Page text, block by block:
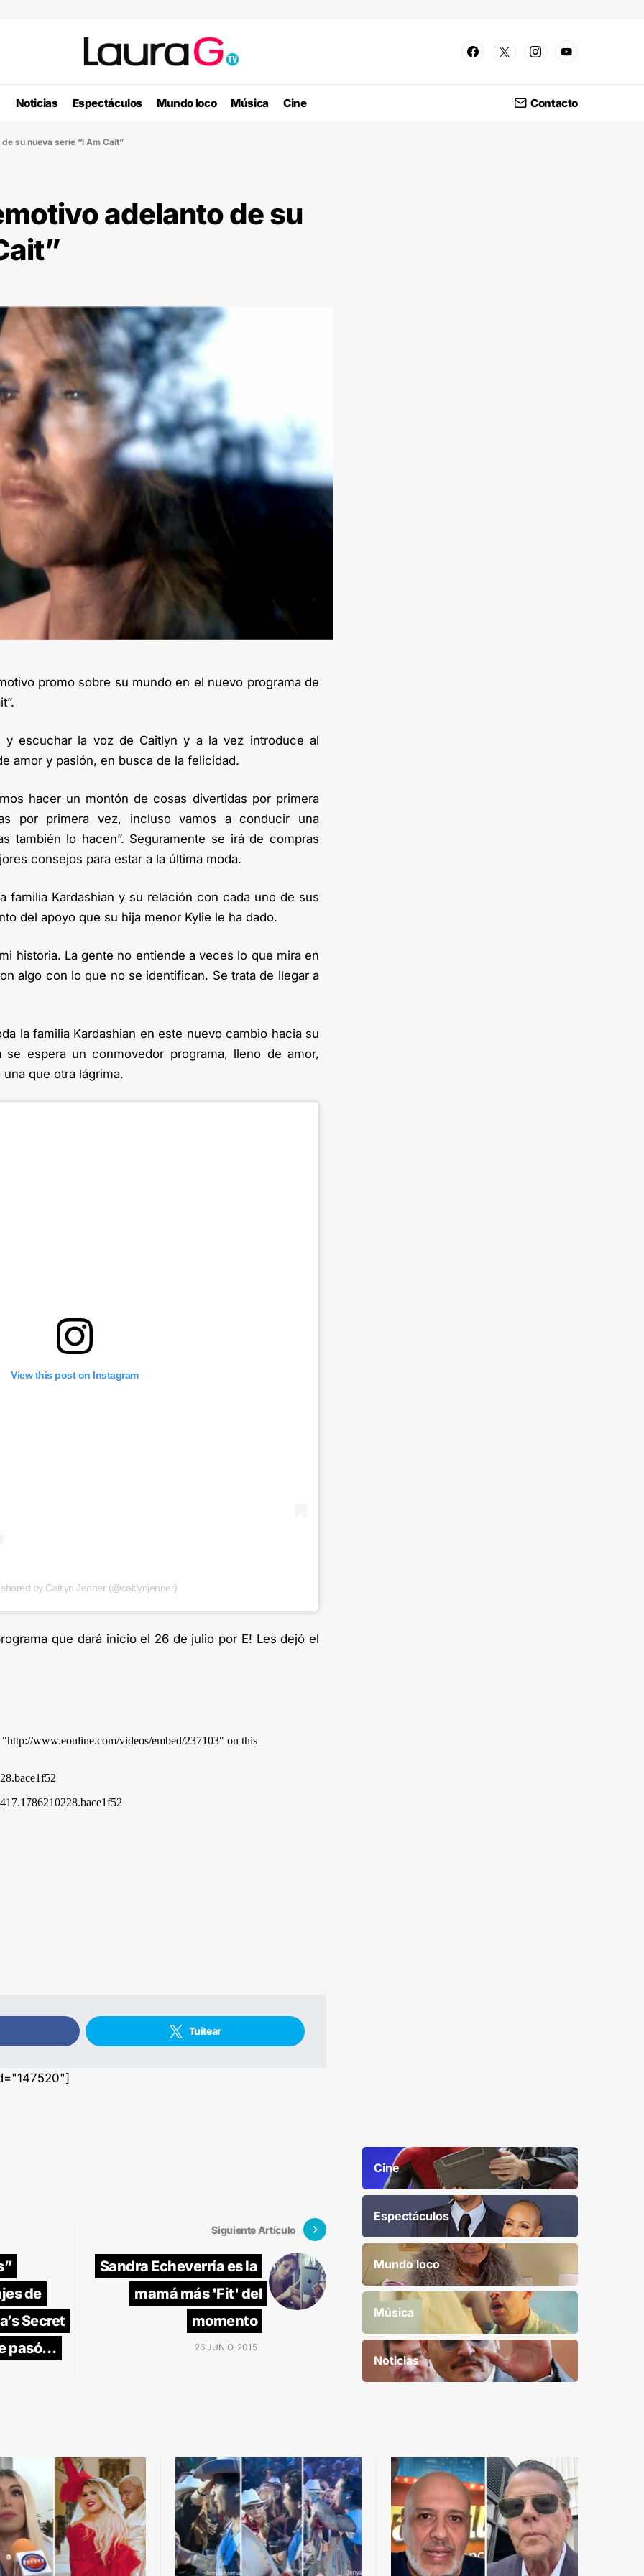
Noticias Espectáculos Mundo loco Música Cine Contacto
su nueva serie “I Am Cait”
adelanto de su
promo sobre su mundo en el nuevo programa de
y escuchar la voz de Caitlyn y a la vez introduce al
amor y pasión, en busca de la felicidad.
hacer un montón de cosas divertidas por primera
por primera vez, incluso vamos a conducir una
también lo hacen”. Seguramente se irá de compras
consejos para estar a la última moda.
familia Kardashian y su relación con cada uno de sus
del apoyo que su hija menor Kylie le ha dado.
historia. La gente no entiende a veces lo que mira en
algo con lo que no se identifican. Se trata de llegar a
la familia Kardashian en este nuevo cambio hacia su
espera un conmovedor programa, lleno de amor,
que otra lágrima.
View this post on Instagram
by Caitlyn Jenner (@caitlynjenner)
que dará inicio el 26 de julio por E! Les dejó el
Tuitear
de
Secret
pasó…
Siguiente Artículo
Sandra Echeverría es la
mamá más 'Fit' del
momento
26 JUNIO, 2015
Cine
Espectáculos
Mundo loco
Música
Noticias